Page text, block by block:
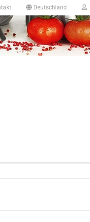
Deutschland